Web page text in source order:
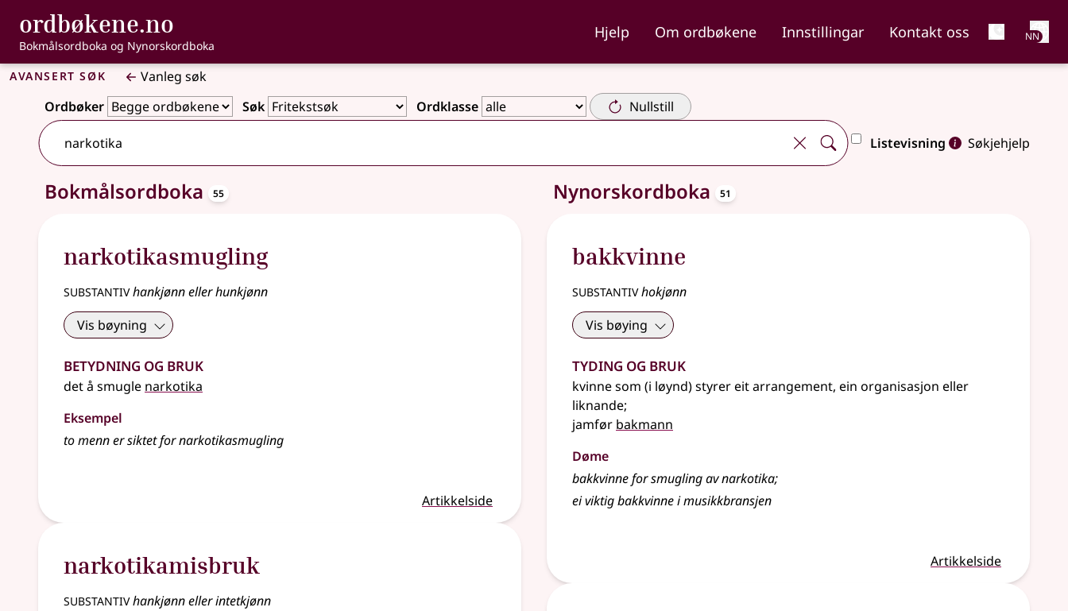
Gå til hovudinnhald
Tilgjenge
ordbøkene.no , Bokmålsordboka og Nynorskordboka
Bokmålsordboka og Nynorskordboka
Hjelp Om ordbøkene Innstillingar Kontakt oss NN
Avansert søk
Vanleg søk
Ordbøker
Søk Ordklasse Nullstill
Listevisning
Søkjehjelp
Bokmålsordboka 55 oppslagsord
narkotikasmugling
substantivhankjønn eller hunkjønn
Vis bøyning
Betydning og bruk
det å smugle narkotika
Eksempel
to menn er siktet for narkotikasmugling
Artikkelside
narkotikamisbruk
substantivhankjønn eller intetkjønn
Nynorskordboka 51 oppslagsord
bakkvinne
substantivhokjønn
Vis bøying
Tyding og bruk
kvinne som (i løynd) styrer eit arrangement, ein organisasjon eller
liknande;
jamfør bakmann
Døme
bakkvinne for smugling av narkotika;
ei viktig bakkvinne i musikkbransjen
Artikkelside